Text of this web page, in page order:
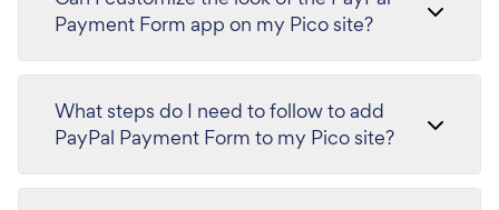
Payment Form app on my Pico site?
What steps do I need to follow to add
PayPal Payment Form to my Pico site?